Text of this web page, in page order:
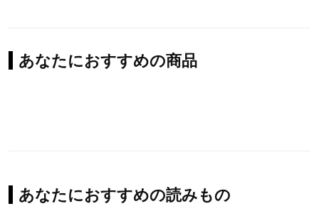
あなたにおすすめの商品
あなたにおすすめの読みもの